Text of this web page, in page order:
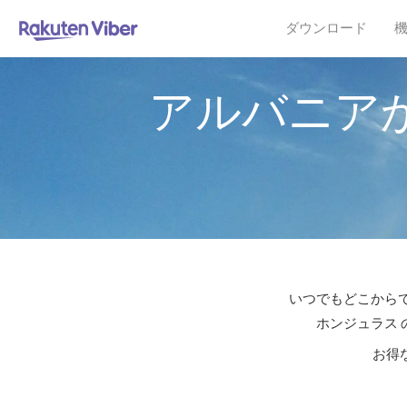
ダウンロード
アルバニア
いつでもどこから
ホンジュラス
お得